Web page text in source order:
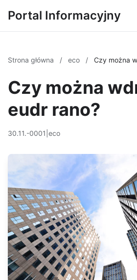
Portal Informacyjny
Strona główna / eco / Czy można
Czy można
eudr rano?
30.11.-0001 eco